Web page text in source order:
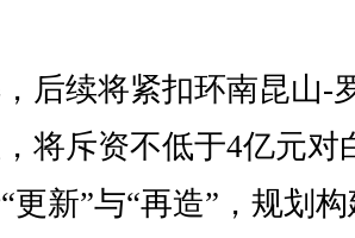
续将紧扣环南昆山-
将斥资不低于4亿元对
更新”与“再造”，规划构